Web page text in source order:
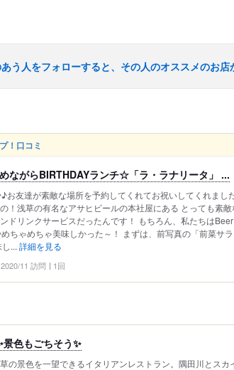
う人をフォローすると、その人のオススメのお店
！口コミ
ながらBIRTHDAYランチ☆「ラ・ラナリータ」 ...
お友達が素敵な場所を予約してくれてお祝いしてくれまし
！浅草の有名なアサヒビールの本社屋にある とっても素
ドリンクサービスだったんです！ もちろん、私たちはBeer
ちゃめちゃ美味しかった～！ まずは、前写真の「前菜サラ
... 詳細を見る
2020/11 訪問 1回
色もごちそう✨
の景色を一望できるイタリアンレストラン。隅田川とスカ